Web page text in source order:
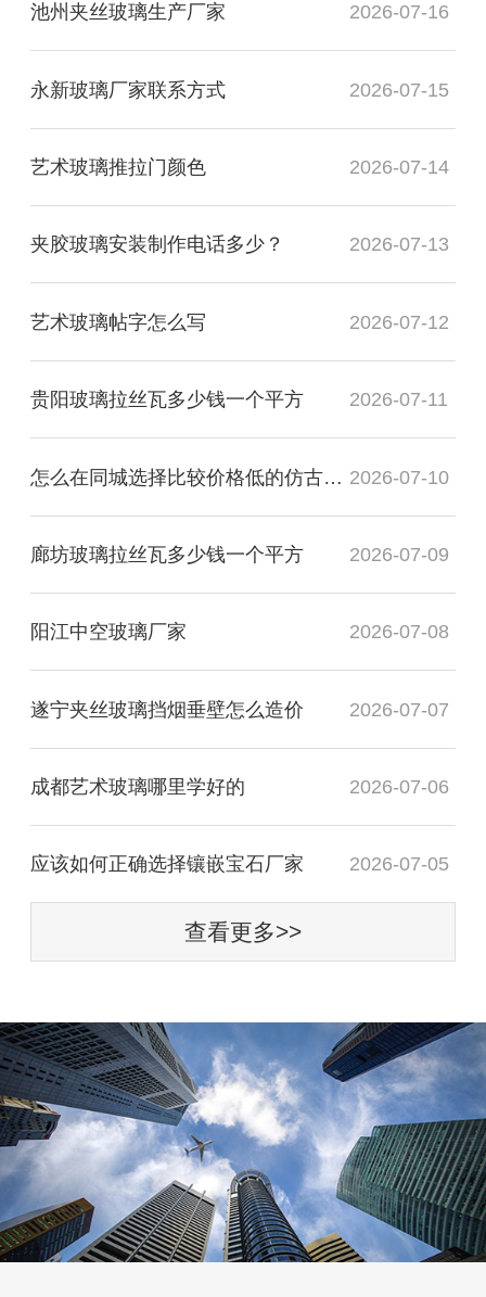
池州夹丝玻璃生产厂家 2026-07-16
永新玻璃厂家联系方式 2026-07-15
艺术玻璃推拉门颜色 2026-07-14
夹胶玻璃安装制作电话多少？ 2026-07-13
艺术玻璃帖字怎么写 2026-07-12
贵阳玻璃拉丝瓦多少钱一个平方 2026-07-11
怎么在同城选择比较价格低的仿古镜厂家 2026-07-10
廊坊玻璃拉丝瓦多少钱一个平方 2026-07-09
阳江中空玻璃厂家 2026-07-08
遂宁夹丝玻璃挡烟垂壁怎么造价 2026-07-07
成都艺术玻璃哪里学好的 2026-07-06
应该如何正确选择镶嵌宝石厂家 2026-07-05
查看更多>>